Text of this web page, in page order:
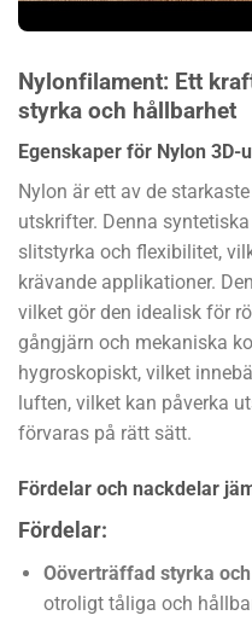
Nylonfilament: Ett
styrka och hållbarhet
Egenskaper för Nylon
Nylon är ett av de
utskrifter. Denna
slitstyrka och flexibilitet,
krävande applikationer.
vilket gör den idealisk för
gångjärn och mekaniska
hygroskopiskt, vilket
luften, vilket kan påverka
förvaras på rätt sätt.
Fördelar och nackdelar
Fördelar:
Oöverträffad styrka
otroligt tåliga och